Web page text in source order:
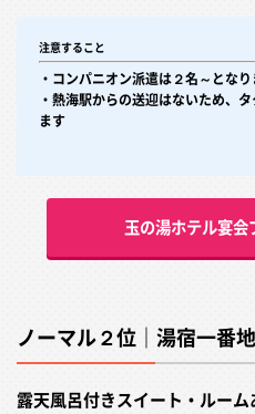
注意すること
・コンパニオン派遣は２名～とな
・熱海駅からの送迎はないため、
ます
玉の湯ホテル宴会
ノーマル２位｜湯宿一番地
露天風呂付きスイート・ルー